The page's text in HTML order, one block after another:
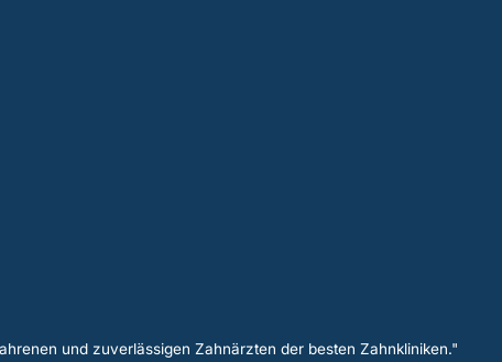
und zuverlässigen Zahnärzten der besten Zahnkliniken."